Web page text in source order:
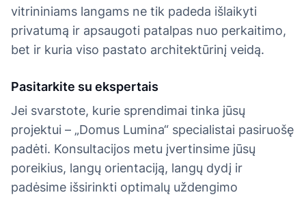
vitrininiams langams ne tik padeda išlaikyti
privatumą ir apsaugoti patalpas nuo perkaitimo,
bet ir kuria viso pastato architektūrinį veidą.
Pasitarkite su ekspertais
Jei svarstote, kurie sprendimai tinka jūsų
projektui – „Domus Lumina“ specialistai pasiruošę
padėti. Konsultacijos metu įvertinsime jūsų
poreikius, langų orientaciją, langų dydį ir
padėsime išsirinkti optimalų uždengimo